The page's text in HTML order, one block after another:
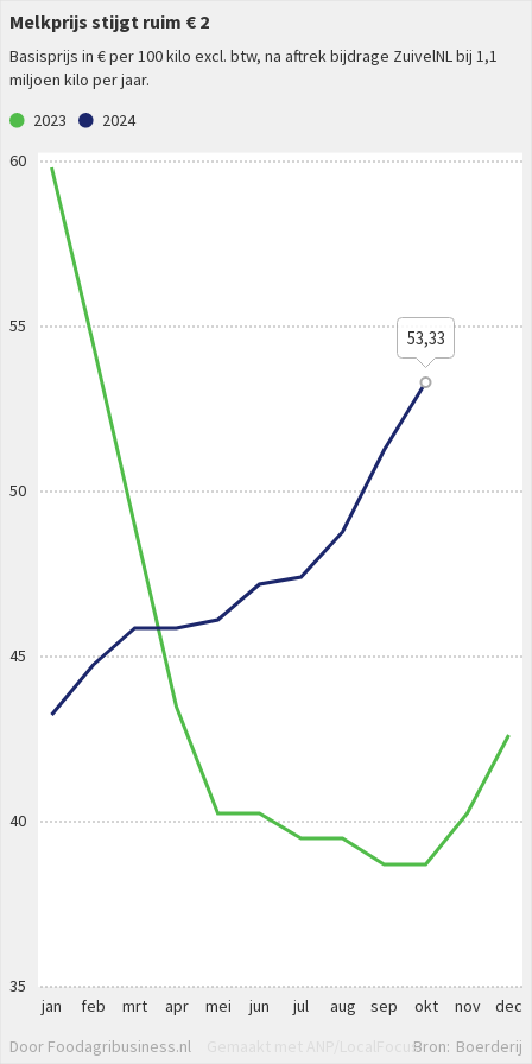
Melkprijs stijgt ruim € 2
Basisprijs in € per 100 kilo excl. btw, na aftrek bijdrage ZuivelNL bij 1,1
miljoen kilo per jaar.
2023
2024
dec
nov
okt
sep
aug
jul
jun
mei
apr
mrt
feb
jan
35
40
45
50
55
60
Bron: Boerderij
Gemaakt met ANP/LocalFocus
Door Foodagribusiness.nl
53,33